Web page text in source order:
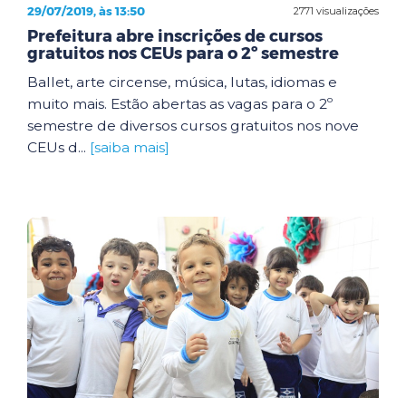
2771 visualizações
29/07/2019, às 13:50
Prefeitura abre inscrições de cursos
gratuitos nos CEUs para o 2º semestre
Ballet, arte circense, música, lutas, idiomas e
muito mais. Estão abertas as vagas para o 2º
semestre de diversos cursos gratuitos nos nove
CEUs d... [saiba mais]